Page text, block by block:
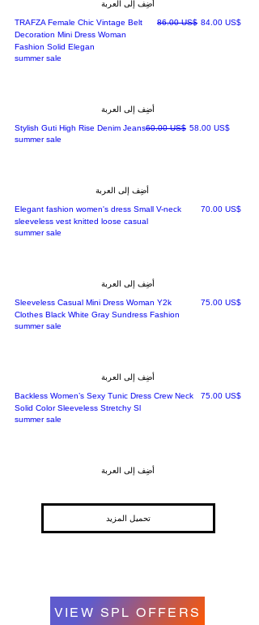
أضِف إلى العربة
TRAFZA Female Chic Vintage Belt
Decoration Mini Dress Woman
Fashion Solid Elegan
سعر عادي
‏86.00 US$ سعر البيع‏84.00 US$
summer sale
أضِف إلى العربة
Stylish Guti High Rise Denim Jeansسعر عادي
‏60.00 US$ سعر البيع‏58.00 US$
summer sale
أضِف إلى العربة
Elegant fashion women's dress Small V-neck
sleeveless vest knitted loose casual
السعر ‏70.00 US$
summer sale
أضِف إلى العربة
Sleeveless Casual Mini Dress Woman Y2k
Clothes Black White Gray Sundress Fashion
السعر ‏75.00 US$
summer sale
أضِف إلى العربة
Backless Women’s Sexy Tunic Dress Crew Neck
Solid Color Sleeveless Stretchy Sl
السعر ‏75.00 US$
summer sale
أضِف إلى العربة
تحميل المزيد
VIEW SPL OFFERS